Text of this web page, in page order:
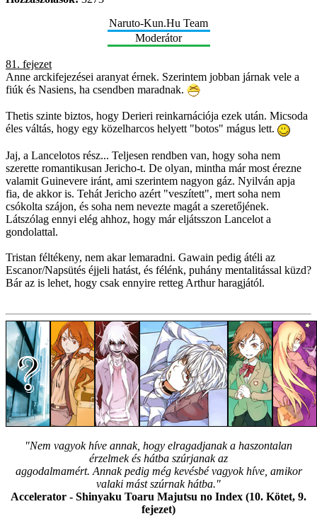
Naruto-Kun.Hu Team
Moderátor
81. fejezet
Anne arckifejezései aranyat érnek. Szerintem jobban járnak vele a
fiúk és Nasiens, ha csendben maradnak.
Thetis szinte biztos, hogy Derieri reinkarnációja ezek után. Micsoda
éles váltás, hogy egy közelharcos helyett "botos" mágus lett.
Jaj, a Lancelotos rész... Teljesen rendben van, hogy soha nem
szerette romantikusan Jericho-t. De olyan, mintha már most érezne
valamit Guinevere iránt, ami szerintem nagyon gáz. Nyilván apja
fia, de akkor is. Tehát Jericho azért "veszített", mert soha nem
csókolta szájon, és soha nem nevezte magát a szeretőjének.
Látszólag ennyi elég ahhoz, hogy már eljátsszon Lancelot a
gondolattal.
Tristan féltékeny, nem akar lemaradni. Gawain pedig átéli az
Escanor/Napsütés éjjeli hatást, és félénk, puhány mentalitással küzd?
Bár az is lehet, hogy csak ennyire retteg Arthur haragjától.
"Nem vagyok híve annak, hogy elragadjanak a haszontalan
érzelmek és hátba szúrjanak az
aggodalmamért. Annak pedig még kevésbé vagyok híve, amikor
valaki mást szúrnak hátba."
Accelerator - Shinyaku Toaru Majutsu no Index (10. Kötet, 9.
fejezet)